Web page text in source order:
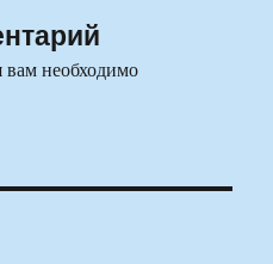
вам необходимо